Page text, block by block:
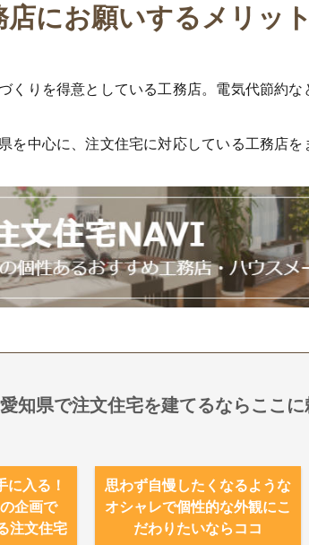
店にお願いするメリット
くりを得意としている工務店。電気代節約
を中心に、注文住宅に対応している工務店を
愛知県で注文住宅を建てるならここ
に入る！
企画で
注文住宅
思わず自慢したくなるような
オシャレで個性的な外観にこ
だわりたいならココ